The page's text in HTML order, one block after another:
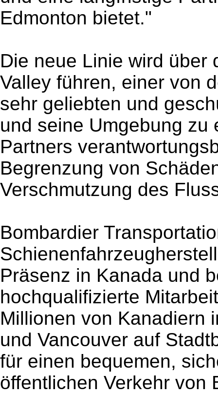
Edmonton bietet."
Die neue Linie wird über
Valley führen, einer von
sehr geliebten und
und seine Umgebung zu
Partners
Begrenzung von
Verschmutzung des
Bombardier
Präsenz in Kanada und
hochqualifizierte
Millionen von Kanadiern
und Vancouver auf
für einen bequemen,
öffentlichen Verkehr von